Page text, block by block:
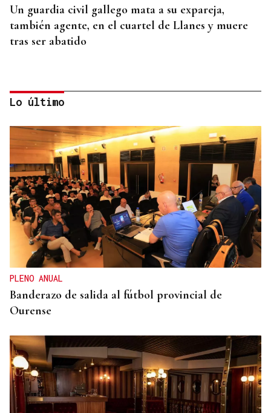
Un guardia civil gallego mata a su expareja,
también agente, en el cuartel de Llanes y muere
tras ser abatido
"LA LEY TIENE QUE CUMPLIRSE"
El Gobierno alerta a las CCAA que si se niegan a
acoger menores de Ceuta "entonces tendrá que
actuar de oficio Fiscalía"
Lo último
PLENO ANUAL
Banderazo de salida al fútbol provincial de
Ourense